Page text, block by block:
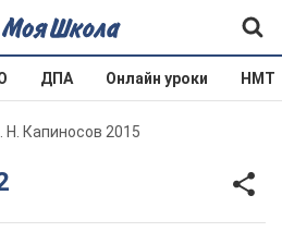
ДПА Онлайн уроки НМТ
Н. Капиносов 2015